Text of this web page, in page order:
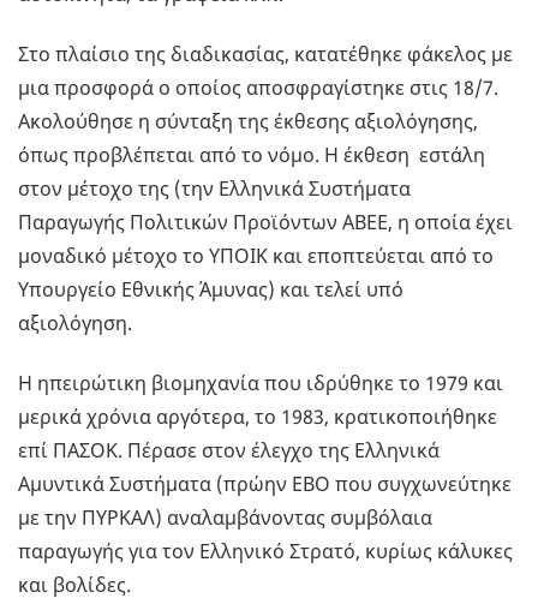
Στο πλαίσιο της διαδικασίας, κατατέθηκε φάκελος με
μια προσφορά ο οποίος αποσφραγίστηκε στις 18/7.
Ακολούθησε η σύνταξη της έκθεσης αξιολόγησης,
όπως προβλέπεται από το νόμο. Η έκθεση εστάλη
στον μέτοχο της (την Ελληνικά Συστήματα
Παραγωγής Πολιτικών Προϊόντων ΑΒΕΕ, η οποία έχει
μοναδικό μέτοχο το ΥΠΟΙΚ και εποπτεύεται από το
Υπουργείο Εθνικής Άμυνας) και τελεί υπό
αξιολόγηση.
Η ηπειρώτικη βιομηχανία που ιδρύθηκε το 1979 και
μερικά χρόνια αργότερα, το 1983, κρατικοποιήθηκε
επί ΠΑΣΟΚ. Πέρασε στον έλεγχο της Ελληνικά
Αμυντικά Συστήματα (πρώην ΕΒΟ που συγχωνεύτηκε
με την ΠΥΡΚΑΛ) αναλαμβάνοντας συμβόλαια
παραγωγής για τον Ελληνικό Στρατό, κυρίως κάλυκες
και βολίδες.